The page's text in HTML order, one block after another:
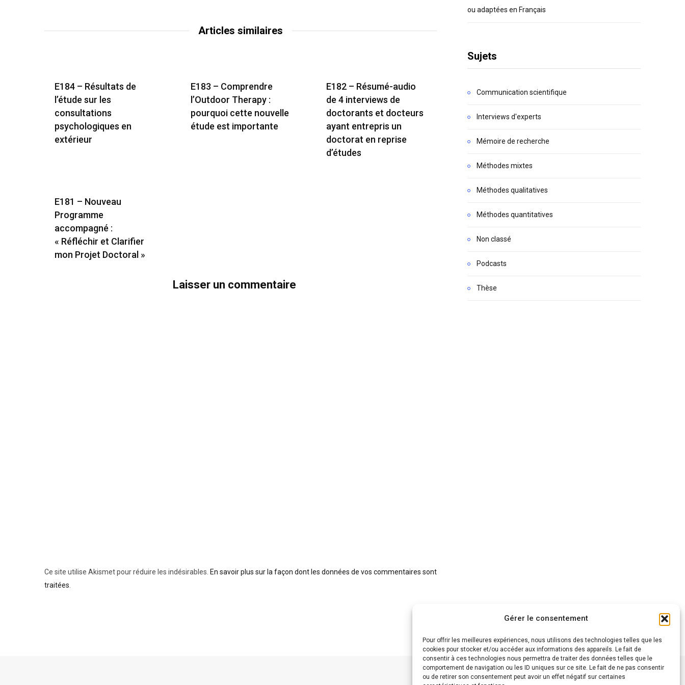
Gérer le consentement
Pour offrir les meilleures expériences, nous utilisons des technologies telles que les
cookies pour stocker et/ou accéder aux informations des appareils. Le fait de
consentir à ces technologies nous permettra de traiter des données telles que le
comportement de navigation ou les ID uniques sur ce site. Le fait de ne pas consentir
ou de retirer son consentement peut avoir un effet négatif sur certaines
Articles similaires
E184 – Résultats de
l’étude sur les
consultations
psychologiques en
extérieur
E183 – Comprendre
l’Outdoor Therapy :
pourquoi cette nouvelle
étude est importante
E182 – Résumé-audio
de 4 interviews de
doctorants et docteurs
ayant entrepris un
doctorat en reprise
d’études
E181 – Nouveau
Programme
accompagné :
« Réfléchir et Clarifier
mon Projet Doctoral »
Laisser un commentaire
Ce site utilise Akismet pour réduire les indésirables. En savoir plus sur la façon dont les données de vos commentaires sont
traitées
ou adaptées en Français
Sujets
Communication scientifique
Interviews d'experts
Mémoire de recherche
Méthodes mixtes
Méthodes qualitatives
Méthodes quantitatives
Non classé
Podcasts
Thèse